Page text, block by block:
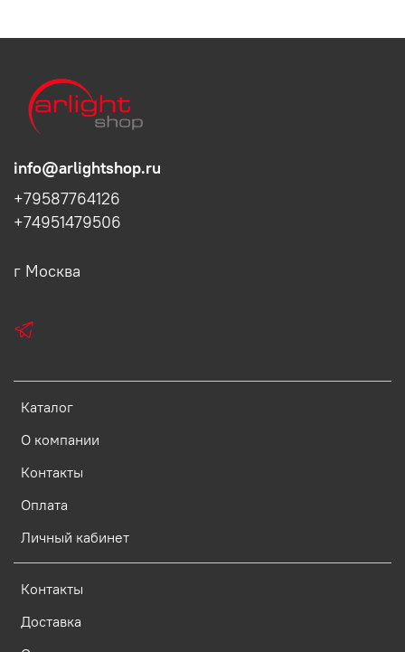
Каталог
О компании
Контакты
Оплата
Личный кабинет
Контакты
Доставка
info@arlightshop.ru
+79587764126
+74951479506
г Москва